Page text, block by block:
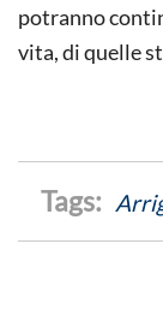
potranno
vita, di quelle